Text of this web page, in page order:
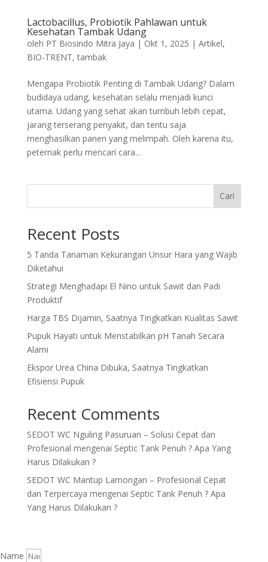
Lactobacillus, Probiotik Pahlawan untuk
Kesehatan Tambak Udang
oleh PT Biosindo Mitra Jaya | Okt 1, 2025 | Artikel,
BIO-TRENT,tambak
Mengapa Probiotik Penting di Tambak Udang? Dalam
budidaya udang, kesehatan selalu menjadi kunci
utama. Udang yang sehat akan tumbuh lebih cepat,
jarang terserang penyakit, dan tentu saja
menghasilkan panen yang melimpah. Oleh karena itu,
peternak perlu mencari cara...
Cari
Recent Posts
5 Tanda Tanaman Kekurangan Unsur Hara yang Wajib
Diketahui
Strategi Menghadapi El Nino untuk Sawit dan Padi
Produktif
Harga TBS Dijamin, Saatnya Tingkatkan Kualitas Sawit
Pupuk Hayati untuk Menstabilkan pH Tanah Secara
Alami
Ekspor Urea China Dibuka, Saatnya Tingkatkan
Efisiensi Pupuk
Recent Comments
SEDOT WC Nguling Pasuruan – Solusi Cepat dan
Profesional mengenai Septic Tank Penuh ? Apa Yang
Harus Dilakukan ?
SEDOT WC Mantup Lamongan – Profesional Cepat
dan Terpercaya mengenai Septic Tank Penuh ? Apa
Yang Harus Dilakukan ?
Name